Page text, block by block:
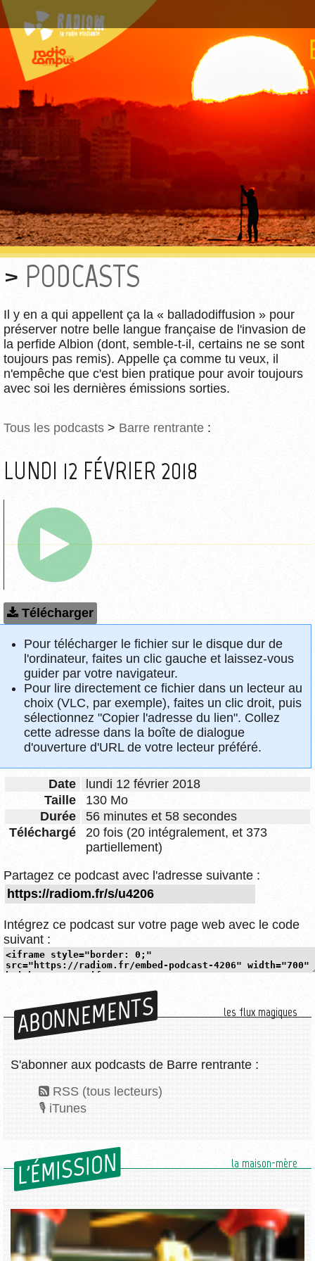
PODCASTS
Il y en a qui appellent ça la « balladodiffusion » pour
préserver notre belle langue française de l'invasion de
la perfide Albion (dont, semble-t-il, certains ne se sont
toujours pas remis). Appelle ça comme tu veux, il
n'empêche que c'est bien pratique pour avoir toujours
avec soi les dernières émissions sorties.
Tous les podcasts > Barre rentrante :
LUNDI 12 FÉVRIER 2018
Télécharger
Pour télécharger le fichier sur le disque dur de
l'ordinateur, faites un clic gauche et laissez-vous
guider par votre navigateur.
Pour lire directement ce fichier dans un lecteur au
choix (VLC, par exemple), faites un clic droit, puis
sélectionnez "Copier l'adresse du lien". Collez
cette adresse dans la boîte de dialogue
d'ouverture d'URL de votre lecteur préféré.
Date
lundi 12 février 2018
Taille
130 Mo
Durée
56 minutes et 58 secondes
Téléchargé
20 fois (20 intégralement, et 373
partiellement)
Partagez ce podcast avec l'adresse suivante :
Intégrez ce podcast sur votre page web avec le code
suivant :
ABONNEMENTS les flux magiques
S'abonner aux podcasts de Barre rentrante :
RSS (tous lecteurs)
iTunes
L'ÉMISSION la maison-mère